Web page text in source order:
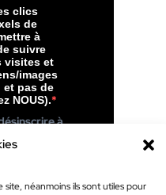
néanmoins ils sont utiles pour
clics
de
à
suivre
visites et
images
pas de
NOUS).
à
de page